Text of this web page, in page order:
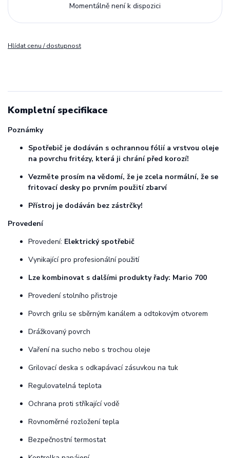
Momentálně není k dispozici
Hlídat cenu / dostupnost
Kompletní specifikace
Poznámky
Spotřebič je dodáván s ochrannou fólií a vrstvou oleje
na povrchu fritézy, která ji chrání před korozí!
Vezměte prosím na vědomí, že je zcela normální, že se
fritovací desky po prvním použití zbarví
Přístroj je dodáván bez zástrčky!
Provedení
Provedení: Elektrický spotřebič
Vynikající pro profesionální použití
Lze kombinovat s dalšími produkty řady: Mario 700
Provedení stolního přistroje
Povrch grilu se sběrným kanálem a odtokovým otvorem
Drážkovaný povrch
Vaření na sucho nebo s trochou oleje
Grilovací deska s odkapávací zásuvkou na tuk
Regulovatelná teplota
Ochrana proti stříkající vodě
Rovnoměrné rozložení tepla
Bezpečnostní termostat